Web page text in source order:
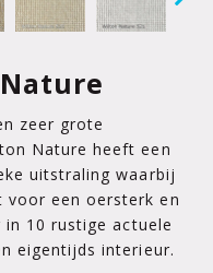
zeer grote
Nature heeft een
uitstraling waarbij
voor een oersterk en
10 rustige actuele
eigentijds interieur.